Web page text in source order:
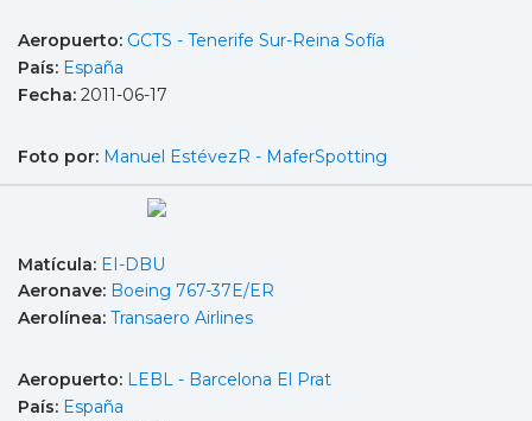
Aeropuerto: GCTS - Tenerife Sur-Reina Sofía
País: España
Fecha: 2011-06-17
Foto por: Manuel EstévezR - MaferSpotting
Matícula: EI-DBU
Aeronave: Boeing 767-37E/ER
Aerolínea: Transaero Airlines
Aeropuerto: LEBL - Barcelona El Prat
País: España